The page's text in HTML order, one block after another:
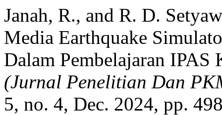
Janah, R., and R. D.
Media Earthquake
Dalam Pembelajaran IPAS
(Jurnal Penelitian Dan
5, no. 4, Dec. 2024, pp.